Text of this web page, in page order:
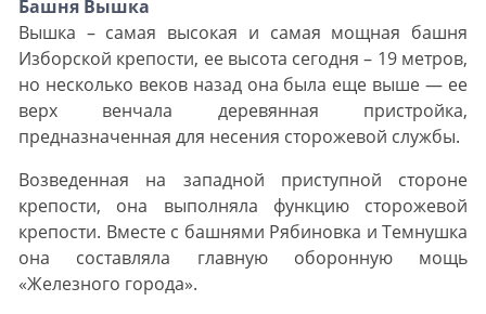
Башня Вышка
Вышка – самая высокая и самая мощная башня
Изборской крепости, ее высота сегодня – 19 метров,
но несколько веков назад она была еще выше — ее
верх венчала деревянная пристройка,
предназначенная для несения сторожевой службы.
Возведенная на западной приступной стороне
крепости, она выполняла функцию сторожевой
крепости. Вместе с башнями Рябиновка и Темнушка
она составляла главную оборонную мощь
«Железного города».